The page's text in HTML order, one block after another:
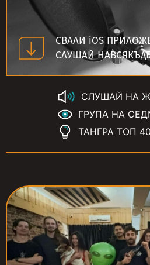
СВАЛИ iOS
СЛУШАЙ
СЛУШАЙ НА
ГРУПА НА
ТАНГРА ТОП 40